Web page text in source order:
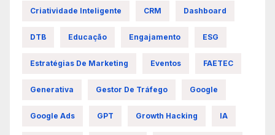
Criatividade Inteligente CRM Dashboard
DTB Educação Engajamento ESG
Estratégias De Marketing Eventos FAETEC
Generativa Gestor De Tráfego Google
Google Ads GPT Growth Hacking IA